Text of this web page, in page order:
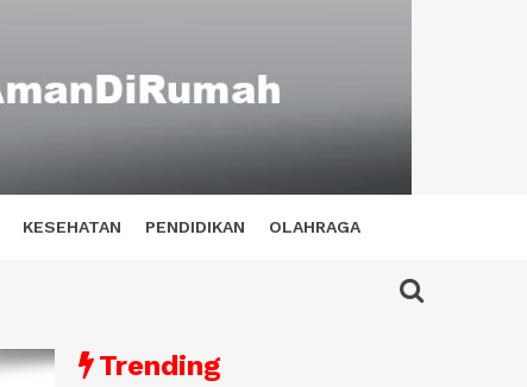
KESEHATAN PENDIDIKAN OLAHRAGA
Trending